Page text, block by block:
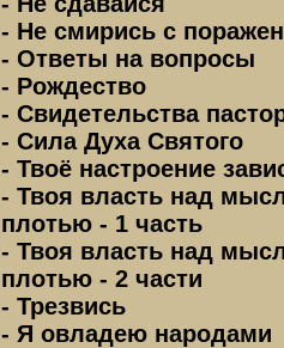
- Не смирись с
- Ответы на вопросы
- Рождество
- Свидетельства
- Сила Духа Святого
- Твоё настроение
- Твоя власть над
плотью - 1 часть
- Твоя власть над
плотью - 2 части
- Трезвись
- Я овладею народами